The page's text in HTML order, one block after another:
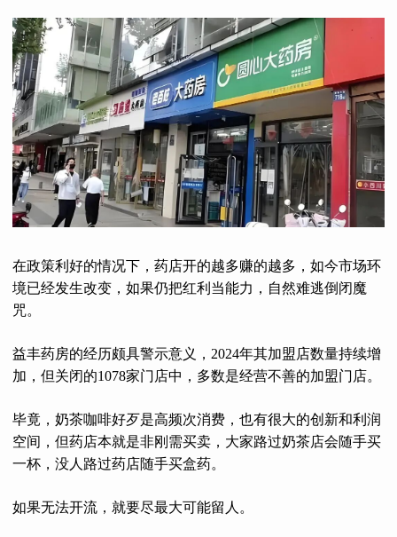
在政策利好的情况下，药店开的越多赚的越多，如今市场环
境已经发生改变，如果仍把红利当能力，自然难逃倒闭魔
咒。
益丰药房的经历颇具警示意义，2024年其加盟店数量持续增
加，但关闭的1078家门店中，多数是经营不善的加盟门店。
毕竟，奶茶咖啡好歹是高频次消费，也有很大的创新和利润
空间，但药店本就是非刚需买卖，大家路过奶茶店会随手买
一杯，没人路过药店随手买盒药。
如果无法开流，就要尽最大可能留人。